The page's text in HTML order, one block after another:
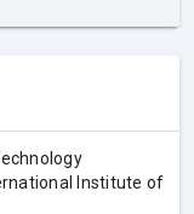
Institute of